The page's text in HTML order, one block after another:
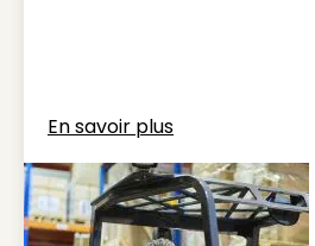
En savoir plus